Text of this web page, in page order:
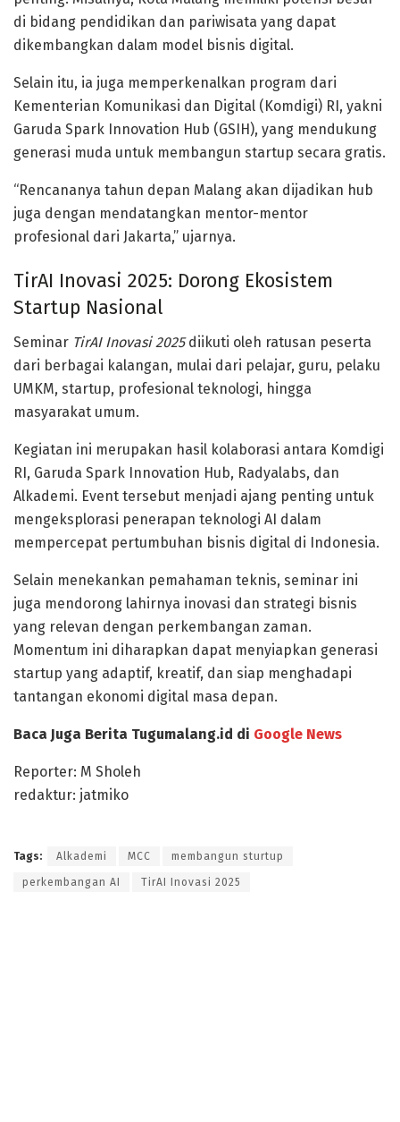
di bidang pendidikan dan pariwisata yang dapat
dikembangkan dalam model bisnis digital.
Selain itu, ia juga memperkenalkan program dari
Kementerian Komunikasi dan Digital (Komdigi) RI, yakni
Garuda Spark Innovation Hub (GSIH), yang mendukung
generasi muda untuk membangun startup secara gratis.
“Rencananya tahun depan Malang akan dijadikan hub
juga dengan mendatangkan mentor-mentor
profesional dari Jakarta,” ujarnya.
TirAI Inovasi 2025: Dorong Ekosistem
Startup Nasional
Seminar TirAI Inovasi 2025diikuti oleh ratusan peserta
dari berbagai kalangan, mulai dari pelajar, guru, pelaku
UMKM, startup, profesional teknologi, hingga
masyarakat umum.
Kegiatan ini merupakan hasil kolaborasi antara Komdigi
RI, Garuda Spark Innovation Hub, Radyalabs, dan
Alkademi. Event tersebut menjadi ajang penting untuk
mengeksplorasi penerapan teknologi AI dalam
mempercepat pertumbuhan bisnis digital di Indonesia.
Selain menekankan pemahaman teknis, seminar ini
juga mendorong lahirnya inovasi dan strategi bisnis
yang relevan dengan perkembangan zaman.
Momentum ini diharapkan dapat menyiapkan generasi
startup yang adaptif, kreatif, dan siap menghadapi
tantangan ekonomi digital masa depan.
Baca Juga Berita Tugumalang.id di Google News
Reporter: M Sholeh
redaktur: jatmiko
Tags: Alkademi MCC membangun sturtup
perkembangan AI TirAI Inovasi 2025